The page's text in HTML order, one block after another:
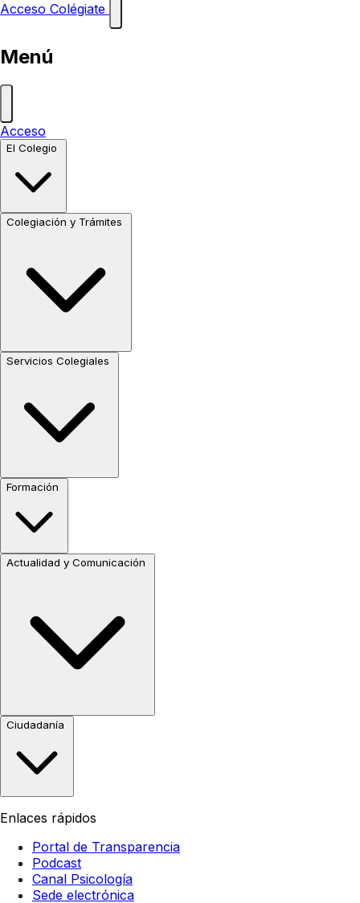
Acceso Colégiate
Menú
Acceso
El Colegio
Colegiación y Trámites
Servicios Colegiales
Formación
Actualidad y Comunicación
Ciudadanía
Enlaces rápidos
Portal de Transparencia
Podcast
Canal Psicología
Sede electrónica